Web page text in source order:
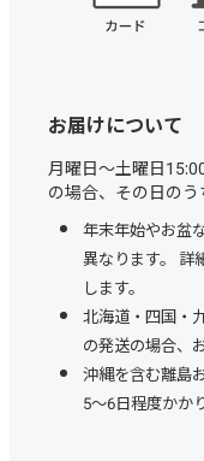
お届けについて
月曜日～土曜日
の場合、その日のう
年末年始やお盆
異なります。 詳
します。
北海道・四国・
の発送の場合、
沖縄を含む離島
5～6日程度かか